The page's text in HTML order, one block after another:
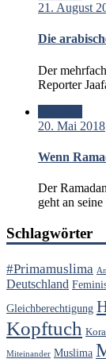
21. August
Die
Der
Reporter
20. Mai 2018
Wenn
Der
geht an
Schlagwörter
#Primamuslima
Deutschland
Gleichberechtigung
Kopftuch
Miteinander Muslima